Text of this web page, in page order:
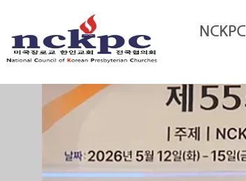
NCKPC
Sketchbook5, 스케치북5
Sketchbook5, 스케치북5
Sketchbook5, 스케치북5
Sketchbook5, 스케치북5